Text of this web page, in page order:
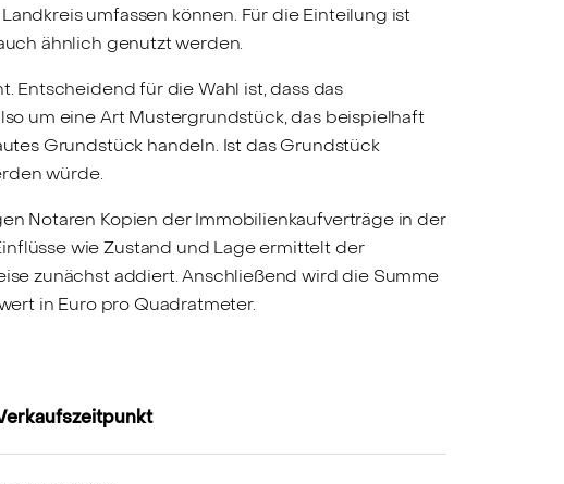
umfassen können. Für die Einteilung ist
ähnlich genutzt werden.
Entscheidend für die Wahl ist, dass das
um eine Art Mustergrundstück, das beispielhaft
Grundstück handeln. Ist das Grundstück
würde.
Notaren Kopien der Immobilienkaufverträge in der
wie Zustand und Lage ermittelt der
zunächst addiert. Anschließend wird die Summe
in Euro pro Quadratmeter.